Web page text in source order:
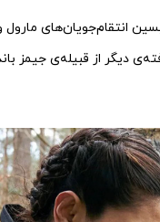
انتقام‌جویان‌های
دیگر از قبیله‌ی جیمز